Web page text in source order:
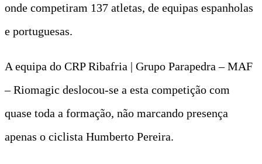
onde competiram 137 atletas, de equipas espanholas
e portuguesas.
A equipa do CRP Ribafria | Grupo Parapedra – MAF
– Riomagic deslocou-se a esta competição com
quase toda a formação, não marcando presença
apenas o ciclista Humberto Pereira.